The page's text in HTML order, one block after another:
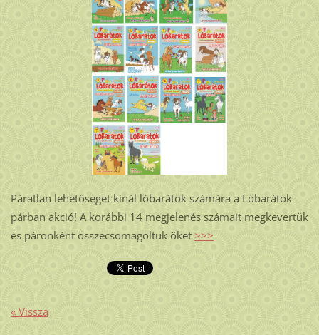
Páratlan lehetőséget kínál lóbarátok számára a Lóbarátok
párban akció! A korábbi 14 megjelenés számait megkevertük
és páronként összecsomagoltuk őket >>>
« Vissza